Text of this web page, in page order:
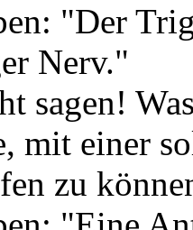
"Der
Nerv."
sagen!
mit einer
zu